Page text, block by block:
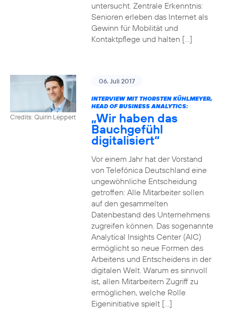
untersucht. Zentrale Erkenntnis:
Senioren erleben das Internet als
Gewinn für Mobilität und
Kontaktpflege und halten […]
Credits: Quirin Leppert
06. Juli 2017
INTERVIEW MIT THORSTEN KÜHLMEYER,
HEAD OF BUSINESS ANALYTICS:
„Wir haben das
Bauchgefühl
digitalisiert“
Vor einem Jahr hat der Vorstand
von Telefónica Deutschland eine
ungewöhnliche Entscheidung
getroffen: Alle Mitarbeiter sollen
auf den gesammelten
Datenbestand des Unternehmens
zugreifen können. Das sogenannte
Analytical Insights Center (AIC)
ermöglicht so neue Formen des
Arbeitens und Entscheidens in der
digitalen Welt. Warum es sinnvoll
ist, allen Mitarbeitern Zugriff zu
ermöglichen, welche Rolle
Eigeninitiative spielt […]